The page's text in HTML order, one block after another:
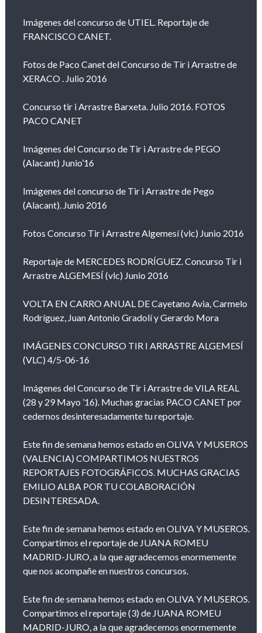
Imágenes del concurso de UTIEL. Reportaje de
FRANCISCO CANET.
Fotos de Paco Canet del Concurso de Tir i Arrastre de
XERACO . Julio 2016
Concurso tir i Arrastre Barxeta. Julio 2016. FOTOS
PACO CANET
Imágenes del Concurso de Tir i Arrastre de PEGO
(Alacant) Junio’16
Imágenes del concurso de Tir i Arrastre de Pego
(Alacant). Junio 2016
Fotos Concurso Tir i Arrastre Algemesí (vlc) Junio 2016
Reportaje de MERCEDES RODRÍGUEZ. Concurso Tir i
Arrastre ALGEMESÍ (vlc) Junio 2016
VOLTA EN CARRO ANUAL DE Cayetano Avia, Carmelo
Rodríguez, Juan Antonio Gradolí y Gerardo Mora
IMÁGENES CONCURSO TIR I ARRASTRE ALGEMESÍ
(VLC) 4/5-06-16
Imágenes del Concurso de Tir i Arrastre de VILA REAL
(28 y 29 Mayo ’16). Muchas gracias PACO CANET por
cedernos desinteresadamente tu reportaje.
Este fin de semana hemos estado en OLIVA Y MUSEROS
(VALENCIA) COMPARTIMOS NUESTROS
REPORTAJES FOTOGRÁFICOS. MUCHAS GRACIAS
EMILIO ALBA POR TU COLABORACIÓN
DESINTERESADA.
Este fin de semana hemos estado en OLIVA Y MUSEROS.
Compartimos el reportaje de JUANA ROMEU
MADRID-JURO, a la que agradecemos enormemente
que nos acompañe en nuestros concursos.
Este fin de semana hemos estado en OLIVA Y MUSEROS.
Compartimos el reportaje (3) de JUANA ROMEU
MADRID-JURO, a la que agradecemos enormemente